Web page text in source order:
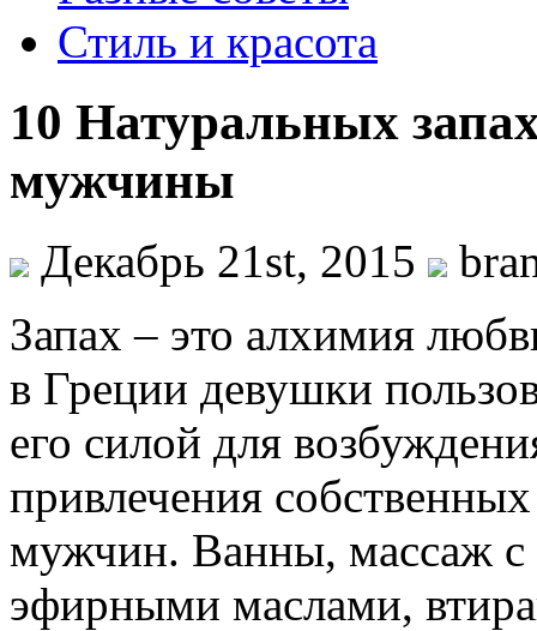
Стиль и красота
10 Натуральных
мужчины
Декабрь 21st, 2015
Запах – это алхимия
в Греции девушки
его силой для
привлечения собственных
мужчин. Ванны, массаж с
эфирными маслами,